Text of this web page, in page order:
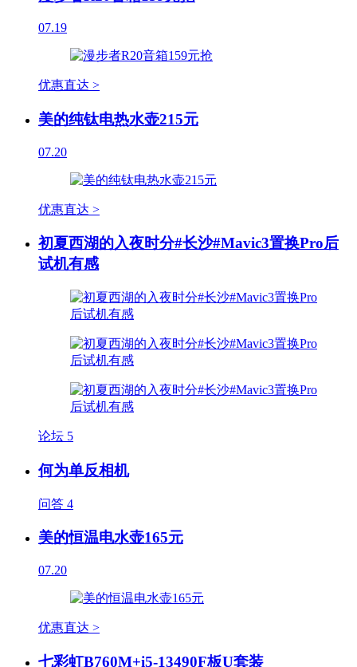
07.19
优惠直达 >
美的纯钛电热水壶215元
07.20
优惠直达 >
初夏西湖的入夜时分#长沙#Mavic3置换Pro后
试机有感
论坛 5
何为单反相机
问答 4
美的恒温电水壶165元
07.20
优惠直达 >
七彩虹B760M+i5-13490F板U套装